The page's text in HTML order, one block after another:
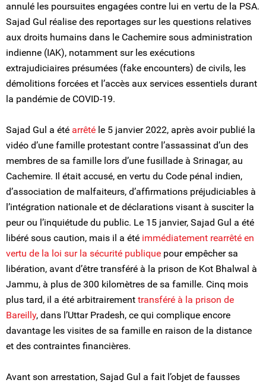
annulé les poursuites engagées contre lui en vertu de la PSA.
Sajad Gul réalise des reportages sur les questions relatives
aux droits humains dans le Cachemire sous administration
indienne (IAK), notamment sur les exécutions
extrajudiciaires présumées (fake encounters) de civils, les
démolitions forcées et l’accès aux services essentiels durant
la pandémie de COVID-19.
Sajad Gul a été arrêté le 5 janvier 2022, après avoir publié la
vidéo d’une famille protestant contre l’assassinat d’un des
membres de sa famille lors d’une fusillade à Srinagar, au
Cachemire. Il était accusé, en vertu du Code pénal indien,
d’association de malfaiteurs, d’affirmations préjudiciables à
l’intégration nationale et de déclarations visant à susciter la
peur ou l’inquiétude du public. Le 15 janvier, Sajad Gul a été
libéré sous caution, mais il a été immédiatement rearrêté en
vertu de la loi sur la sécurité publique pour empêcher sa
libération, avant d’être transféré à la prison de Kot Bhalwal à
Jammu, à plus de 300 kilomètres de sa famille. Cinq mois
plus tard, il a été arbitrairement transféré à la prison de
Bareilly, dans l’Uttar Pradesh, ce qui complique encore
davantage les visites de sa famille en raison de la distance
et des contraintes financières.
Avant son arrestation, Sajad Gul a fait l’objet de fausses